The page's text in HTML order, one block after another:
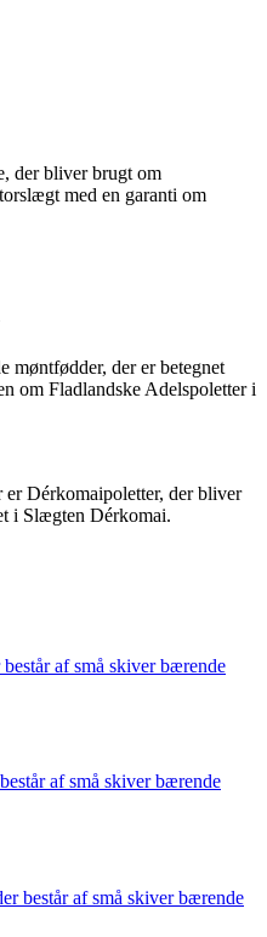
der bliver brugt om
med en garanti om
møntfødder, der er betegnet
om Fladlandske Adelspoletter i
er Dérkomaipoletter, der bliver
i Slægten Dérkomai.
af små skiver bærende
af små skiver bærende
består af små skiver bærende